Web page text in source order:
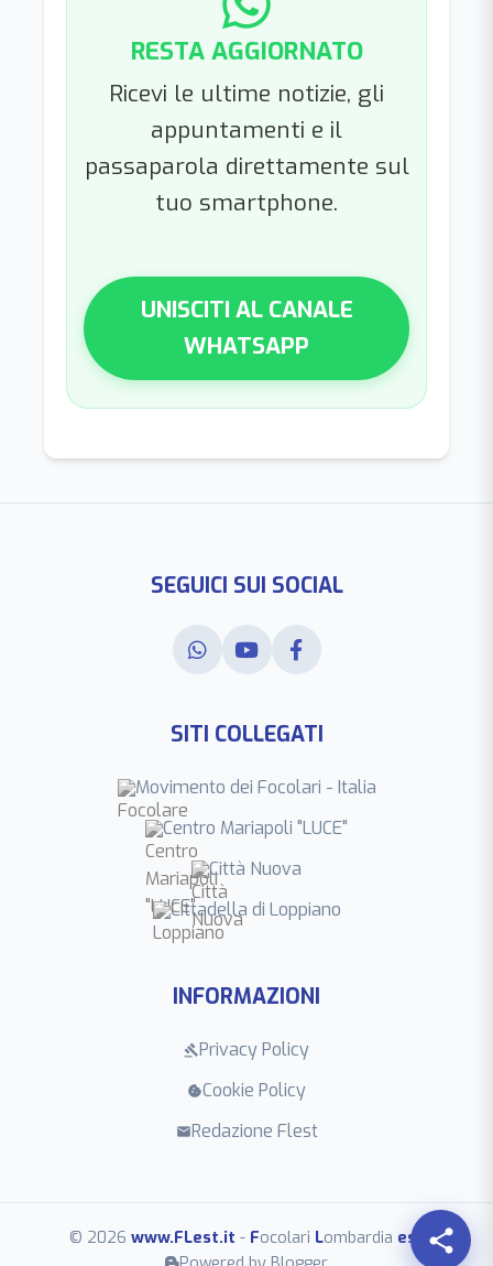
share
RESTA AGGIORNATO
Ricevi le ultime notizie, gli
appuntamenti e il
passaparola direttamente sul
tuo smartphone.
UNISCITI AL CANALE
WHATSAPP
SEGUICI SUI SOCIAL
SITI COLLEGATI
Movimento dei Focolari - Italia
Centro Mariapoli "LUCE"
Città Nuova
Cittadella di Loppiano
INFORMAZIONI
gavelPrivacy Policy
cookieCookie Policy
mailRedazione Flest
© 2026 www.FLest.it - Focolari Lombardia est